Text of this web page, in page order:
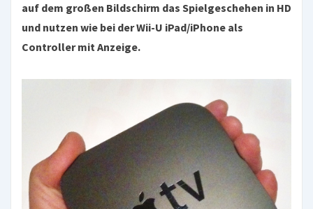
auf dem großen Bildschirm das Spielgeschehen in HD
und nutzen wie bei der Wii-U iPad/iPhone als
Controller mit Anzeige.